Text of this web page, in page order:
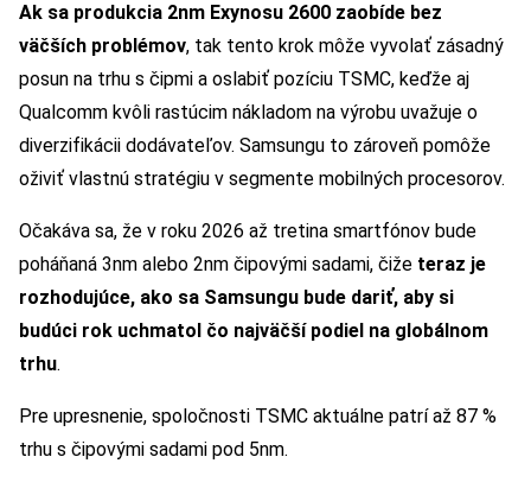
Ak sa produkcia 2nm Exynosu 2600 zaobíde bez
väčších problémov, tak tento krok môže vyvolať zásadný
posun na trhu s čipmi a oslabiť pozíciu TSMC, keďže aj
Qualcomm kvôli rastúcim nákladom na výrobu uvažuje o
diverzifikácii dodávateľov. Samsungu to zároveň pomôže
oživiť vlastnú stratégiu v segmente mobilných procesorov.
Očakáva sa, že v roku 2026 až tretina smartfónov bude
poháňaná 3nm alebo 2nm čipovými sadami, čiže teraz je
rozhodujúce, ako sa Samsungu bude dariť, aby si
budúci rok uchmatol čo najväčší podiel na globálnom
trhu.
Pre upresnenie, spoločnosti TSMC aktuálne patrí až 87 %
trhu s čipovými sadami pod 5nm.